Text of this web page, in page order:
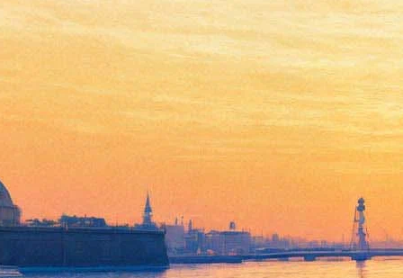
Фестиваль Гергиева «Звезды
белых ночей» открывается
сегодня и за 65 дней
представит более 200
спектаклей и концертов
28 мая 2014, Версия для печати